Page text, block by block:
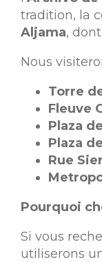
tradition, la
Aljama,
Nous
Torre
Fleuve
Plaza
Plaza
Rue
Pourquoi
Si vous
utiliserons